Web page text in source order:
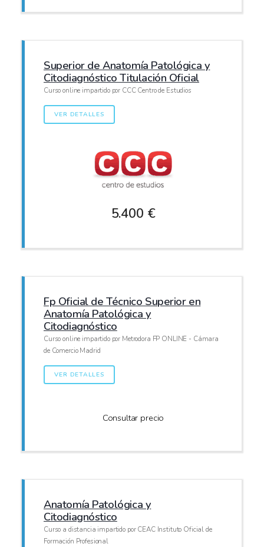
Superior de Anatomía Patológica y
Citodiagnóstico Titulación Oficial
Curso online impartido por CCC Centro de Estudios
VER DETALLES
5.400 €
Fp Oficial de Técnico Superior en
Anatomía Patológica y
Citodiagnóstico
Curso online impartido por Metrodora FP ONLINE - Cámara
de Comercio Madrid
VER DETALLES
Consultar precio
Anatomía Patológica y
Citodiagnóstico
Curso a distancia impartido por CEAC Instituto Oficial de
Formación Profesional